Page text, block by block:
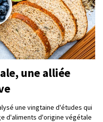
une alliée
une vingtaine d'études qui
d'aliments d'origine végétale